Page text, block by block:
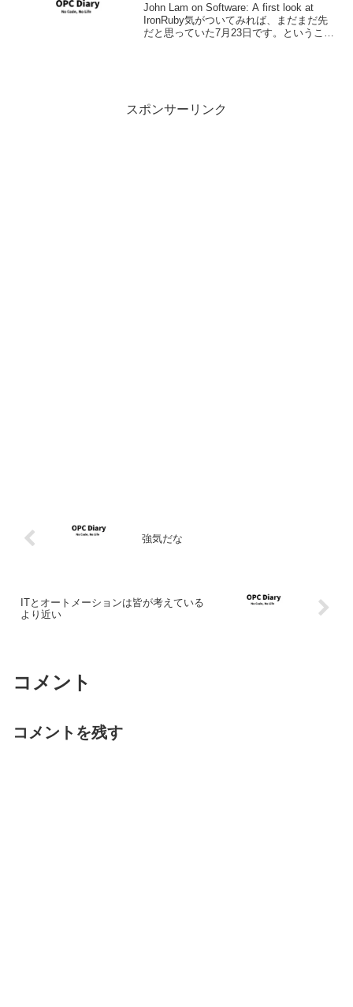
John Lam on Software: A first look at
IronRuby気がついてみれば、まだまだ先
だと思っていた7月23日です。ということ
スポンサーリンク
強気だな
ITとオートメーションは皆が考えている
より近い
コメント
コメントを残す